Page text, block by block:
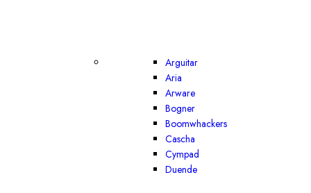
Arguitar
Aria
Arware
Bogner
Boomwhackers
Cascha
Cympad
Duende